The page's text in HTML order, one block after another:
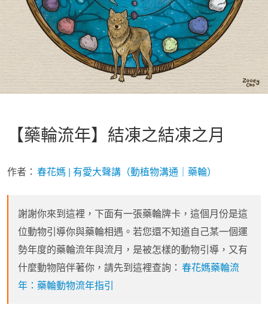
【藥輪流年】結凍之結凍之月
作者： 春花媽 | 有愛大聲講（動植物溝通｜藥輪）
謝謝你來到這裡，下面有一張藥輪牌卡，這個月份是這
位動物引導你與藥輪相遇。若您還不知道自己某一個運
勢年度的藥輪流年與流月，是被怎樣的動物引導，又有
什麼動物陪伴著你，請先到這裡查詢： 春花媽藥輪流
年：藥輪動物流年指引